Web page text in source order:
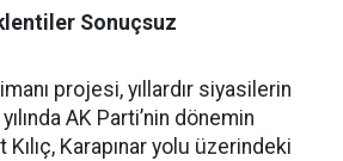
Sonuçsuz
projesi, yıllardır siyasilerin
AK Parti’nin dönemin
Karapınar yolu üzerindeki